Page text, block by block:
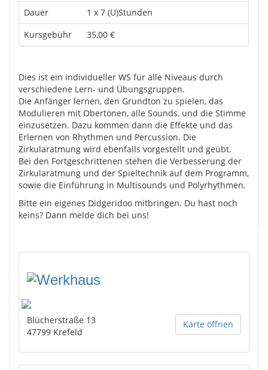
Dauer
1 x 7 (U)Stunden
Kursgebühr
35,00 €
Dies ist ein individueller WS für alle Niveaus durch
verschiedene Lern- und Übungsgruppen.
Die Anfänger lernen, den Grundton zu spielen, das
Modulieren mit Obertönen, alle Sounds, und die Stimme
einzusetzen. Dazu kommen dann die Effekte und das
Erlernen von Rhythmen und Percussion. Die
Zirkularatmung wird ebenfalls vorgestellt und geübt.
Bei den Fortgeschrittenen stehen die Verbesserung der
Zirkularatmung und der Spieltechnik auf dem Programm,
sowie die Einführung in Multisounds und Polyrhythmen.
Bitte ein eigenes Didgeridoo mitbringen. Du hast noch
keins? Dann melde dich bei uns!
Karte öffnen
Blücherstraße 13
47799 Krefeld